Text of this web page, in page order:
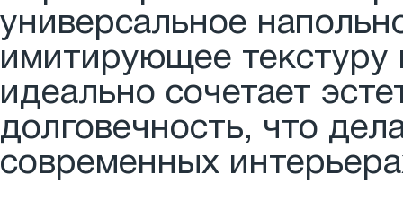
универсальное
имитирующее текстуру
идеально сочетает
долговечность, что
современных